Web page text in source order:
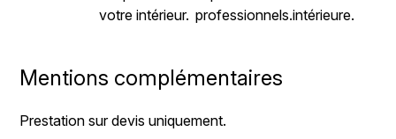
votre intérieur. professionnels.intérieure.
Mentions complémentaires
Prestation sur devis uniquement.